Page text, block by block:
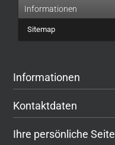
Informationen
Sitemap
Informationen
Kontaktdaten
Ihre persönliche Seite